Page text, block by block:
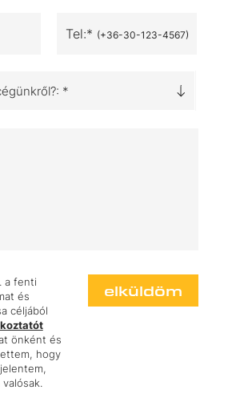
Tel:* (+36-30-123-4567)
*
a fenti
és
céljából
önként és
hogy
elküldöm